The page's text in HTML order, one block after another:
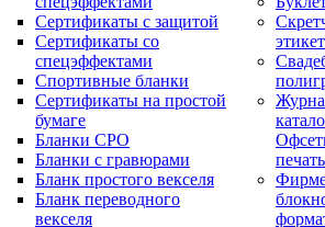
Сертификаты с защитой
Сертификаты со
спецэффектами
Спортивные бланки
Cертификаты на простой
бумаге
Бланки СРО
Бланки с гравюрами
Бланк простого векселя
Бланк переводного
векселя
печать